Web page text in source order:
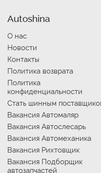
Autoshina
О нас
Новости
Контакты
Политика возврата
Политика
конфиденциальности
Стать шинным
Вакансия Автомаляр
Вакансия Автослесарь
Вакансия Автомеханика
Вакансия Рихтовщик
Вакансия Подборщик
автозапчастей